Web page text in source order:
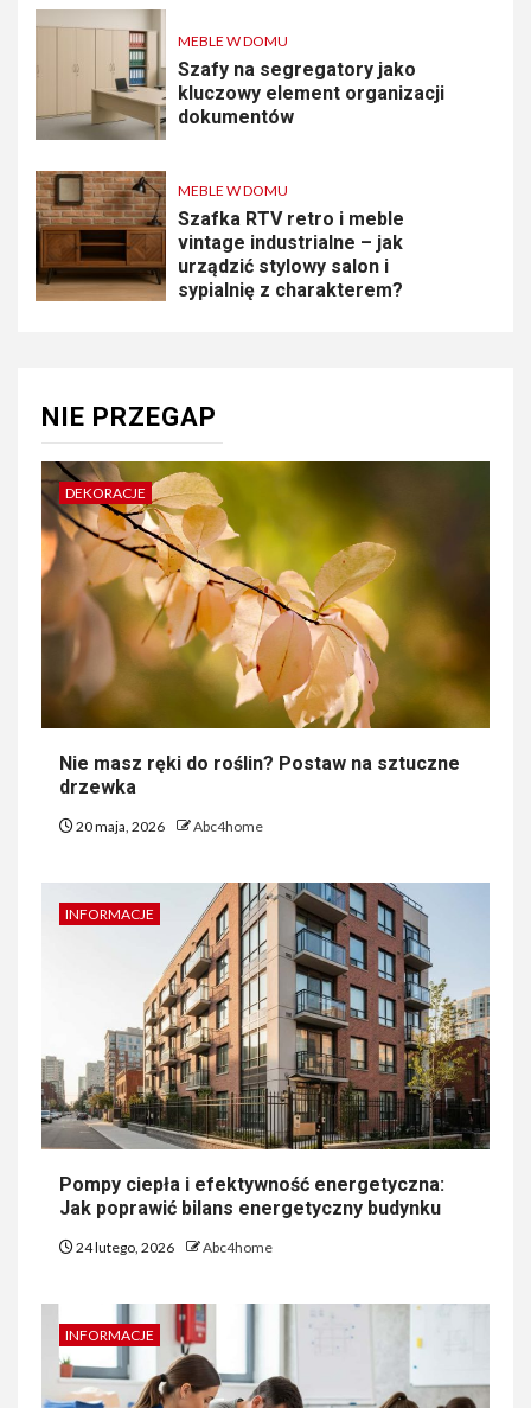
MEBLE W DOMU
Szafy na segregatory jako
kluczowy element organizacji
dokumentów
MEBLE W DOMU
Szafka RTV retro i meble
vintage industrialne – jak
urządzić stylowy salon i
sypialnię z charakterem?
NIE PRZEGAP
DEKORACJE
Nie masz ręki do roślin? Postaw na sztuczne
drzewka
20 maja, 2026 Abc4home
INFORMACJE
Pompy ciepła i efektywność energetyczna:
Jak poprawić bilans energetyczny budynku
24 lutego, 2026 Abc4home
INFORMACJE